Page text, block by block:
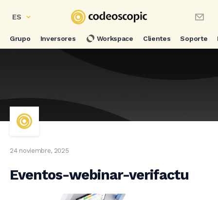
ES
Grupo Inversores Workspace Clientes Soporte
24 noviembre, 2025
Eventos-webinar-verifactu